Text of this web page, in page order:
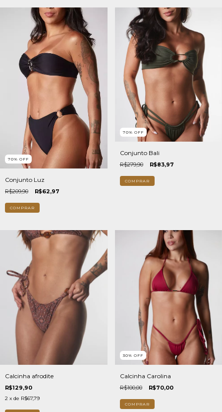
70% OFF
Conjunto Luz
R$209,90 R$62,97
COMPRAR
70% OFF
Conjunto Bali
R$279,90 R$83,97
COMPRAR
Calcinha afrodite
R$129,90
2 x de R$67,79
30% OFF
Calcinha Carolina
R$100,00 R$70,00
COMPRAR